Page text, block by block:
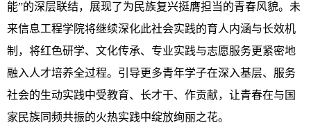
能”的深层联结，展现了为民族复兴挺膺担当的青春风貌。未
来信息工程学院将继续深化此社会实践的育人内涵与长效机
制，将红色研学、文化传承、专业实践与志愿服务更紧密地
融入人才培养全过程。引导更多青年学子在深入基层、服务
社会的生动实践中受教育、长才干、作贡献，让青春在与国
家民族同频共振的火热实践中绽放绚丽之花。